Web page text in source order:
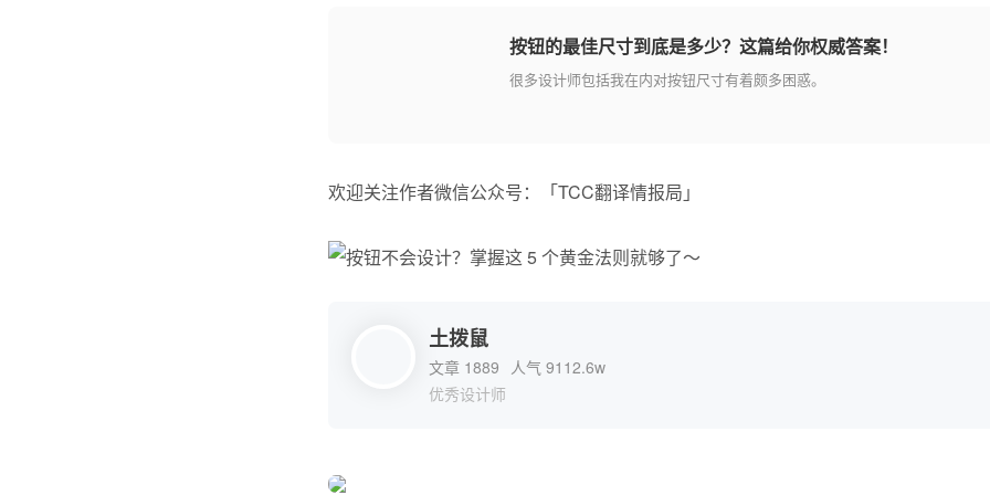
按钮的最佳尺寸到底是多少？这篇给你权威答案！
很多设计师包括我在内对按钮尺寸有着颇多困惑。
欢迎关注作者微信公众号：「TCC翻译情报局」
土拨鼠
文章 1889
人气 9112.6w
优秀设计师